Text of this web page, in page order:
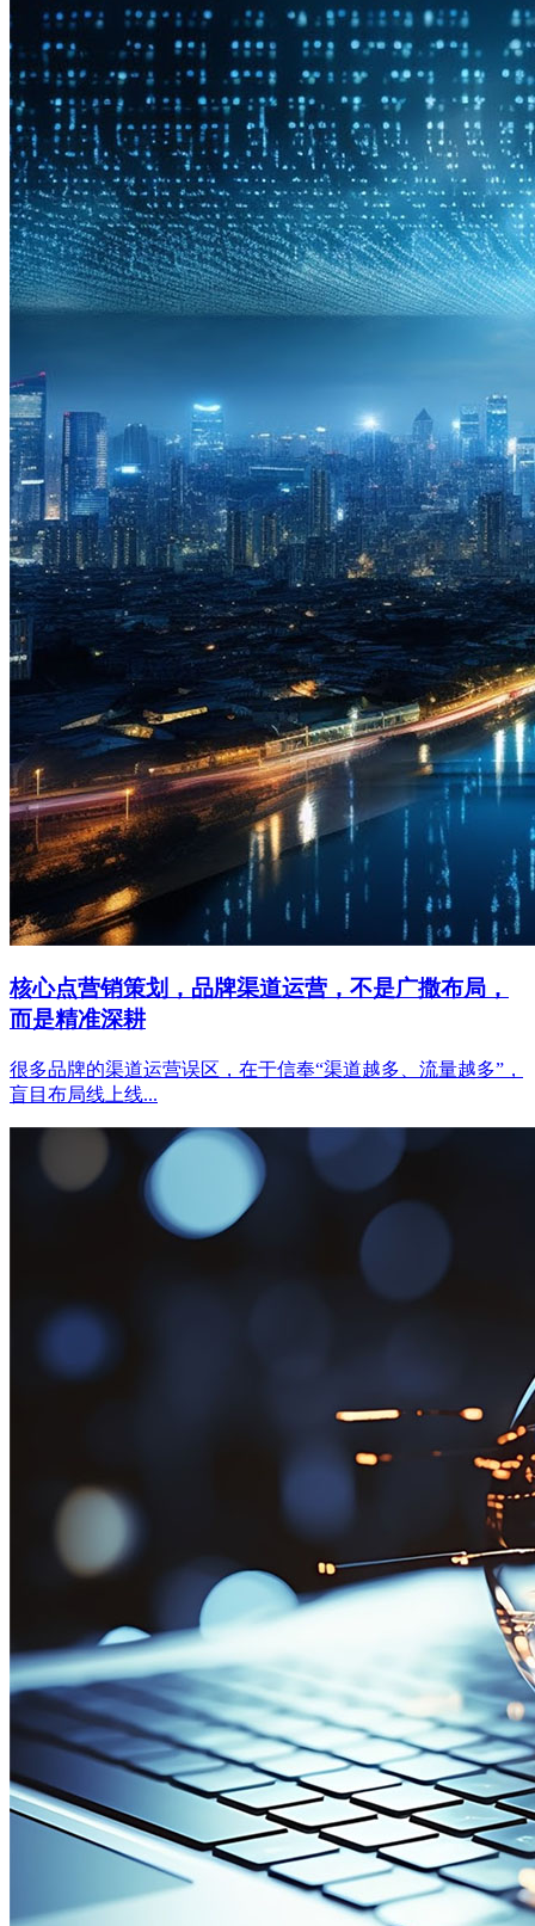
核心点营销策划，品牌渠道运营，不是广撒布局，
而是精准深耕
很多品牌的渠道运营误区，在于信奉“渠道越多、流量越多”，
盲目布局线上线...